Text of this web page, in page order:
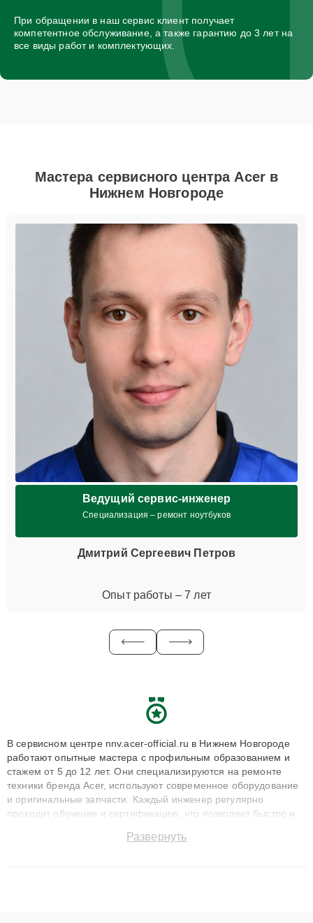
При обращении в наш сервис клиент получает
компетентное обслуживание, а также гарантию до 3 лет на
все виды работ и комплектующих.
Мастера сервисного центра Acer в
Нижнем Новгороде
Ведущий сервис-инженер
Специализация – ремонт ноутбуков
Дмитрий Сергеевич Петров
Опыт работы – 7 лет
В сервисном центре nnv.acer-official.ru в Нижнем Новгороде
работают опытные мастера с профильным образованием и
стажем от 5 до 12 лет. Они специализируются на ремонте
техники бренда Acer, используют современное оборудование
и оригинальные запчасти. Каждый инженер регулярно
проходит обучение и сертификацию, что позволяет быстро и
сохранением гарантии до 3 лет. Наши мастера решают
Развернуть